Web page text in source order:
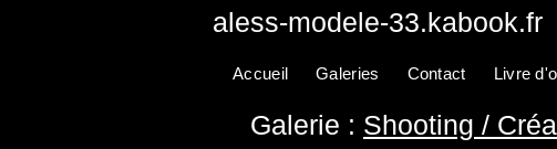
aless-modele-33.kabook.fr
Accueil Galeries Contact Livre
Galerie : Shooting /